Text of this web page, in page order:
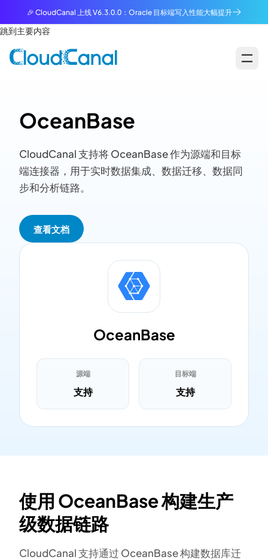
🎉 CloudCanal 上线 V6.3.0.0：Oracle 目标端写入性能大幅提升
跳到主要内容
OceanBase
CloudCanal 支持将 OceanBase 作为源端和目标
端连接器，用于实时数据集成、数据迁移、数据同
步和分析链路。
查看文档
OceanBase
源端
支持
目标端
支持
使用 OceanBase 构建生产
级数据链路
CloudCanal 支持通过 OceanBase 构建数据库迁